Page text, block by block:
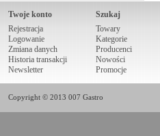
Twoje konto
Rejestracja
Logowanie
Zmiana danych
Historia transakcji
Newsletter
Szukaj
Towary
Kategorie
Producenci
Nowości
Promocje
Copyright © 2013 007 Gastro